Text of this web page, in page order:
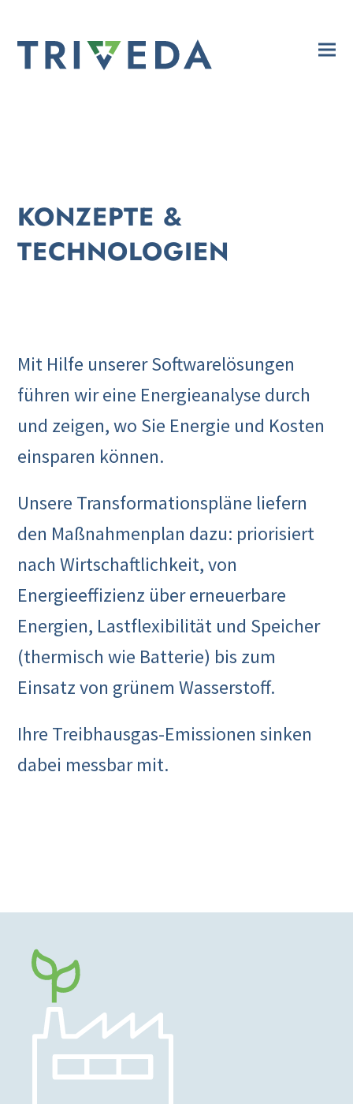
KONZEPTE &
TECHNOLOGIEN
Mit Hilfe unserer Softwarelösungen
führen wir eine Energieanalyse durch
und zeigen, wo Sie Energie und Kosten
einsparen können.
Unsere Transformationspläne liefern
den Maßnahmenplan dazu: priorisiert
nach Wirtschaftlichkeit, von
Energieeffizienz über erneuerbare
Energien, Lastflexibilität und Speicher
(thermisch wie Batterie) bis zum
Einsatz von grünem Wasserstoff.
Ihre Treibhausgas-Emissionen sinken
dabei messbar mit.